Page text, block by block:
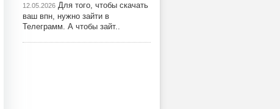
12.05.2026 Для того, чтобы скачать
ваш впн, нужно зайти в
Телеграмм. А чтобы зайт..